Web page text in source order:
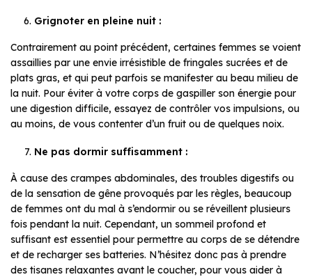
Grignoter en pleine nuit :
Contrairement au point précédent, certaines femmes se voient
assaillies par une envie irrésistible de fringales sucrées et de
plats gras, et qui peut parfois se manifester au beau milieu de
la nuit. Pour éviter à votre corps de gaspiller son énergie pour
une digestion difficile, essayez de contrôler vos impulsions, ou
au moins, de vous contenter d’un fruit ou de quelques noix.
Ne pas dormir suffisamment :
À cause des crampes abdominales, des troubles digestifs ou
de la sensation de gêne provoqués par les règles, beaucoup
de femmes ont du mal à s’endormir ou se réveillent plusieurs
fois pendant la nuit. Cependant, un sommeil profond et
suffisant est essentiel pour permettre au corps de se détendre
et de recharger ses batteries. N’hésitez donc pas à prendre
des tisanes relaxantes avant le coucher, pour vous aider à